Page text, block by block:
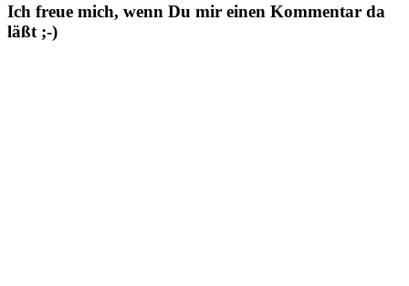
Ich freue mich, wenn Du mir einen Kommentar da
läßt ;-)